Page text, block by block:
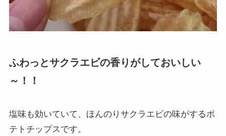
ふわっとサクラエビの香りがしておいしい
～！！
塩味も効いていて、ほんのりサクラエビの味がするポ
テトチップスです。